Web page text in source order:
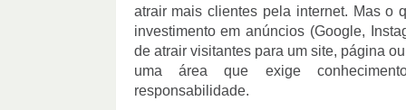
atrair mais clientes pela internet. Mas o
investimento em anúncios (Google,
de atrair visitantes para um site, página
uma área que exige
responsabilidade.